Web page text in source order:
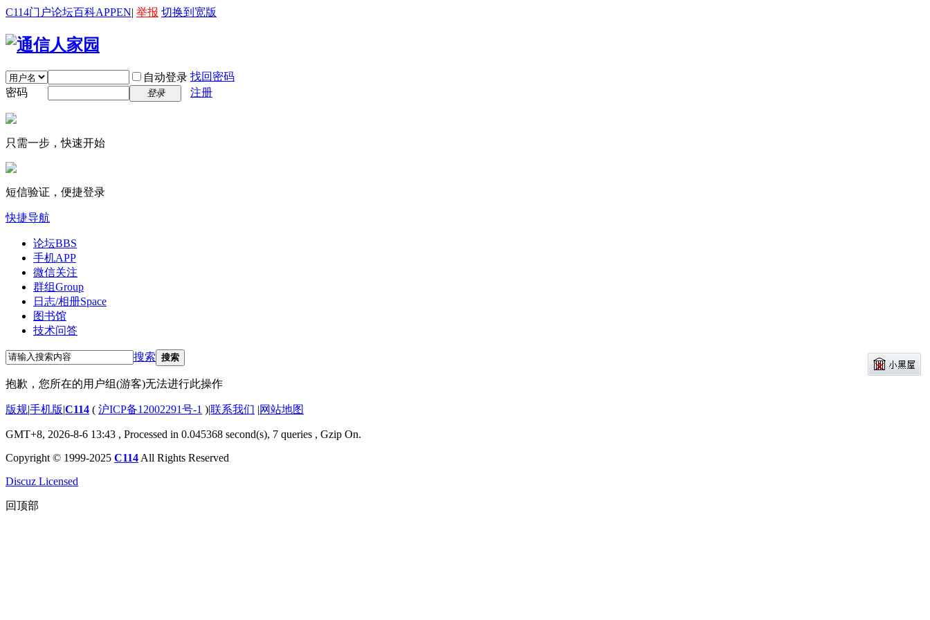
C114门户论坛百科APPEN| 举报 切换到宽版
自动登录 找回密码
密码
登录 注册
只需一步，快速开始
短信验证，便捷登录
快捷导航
论坛BBS
手机APP
微信关注
群组Group
日志/相册Space
图书馆
技术问答
搜索 搜索
抱歉，您所在的用户组(游客)无法进行此操作
版规|手机版|C114 ( 沪ICP备12002291号-1 )|联系我们 |网站地图
GMT+8, 2026-8-6 13:43 , Processed in 0.045368 second(s), 7 queries , Gzip On.
Copyright © 1999-2025 C114 All Rights Reserved
Discuz Licensed
回顶部